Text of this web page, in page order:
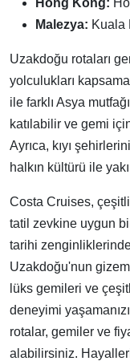
Hong Kong:
Malezya: Kuala
Uzakdoğu rotaları
yolculukları
ile farklı Asya
katılabilir ve gemi
Ayrıca, kıyı
halkın kültürü ile
Costa Cruises,
tatil zevkine uygun
tarihi
Uzakdoğu'nun
lüks gemileri ve
deneyimi
rotalar, gemiler ve
alabilirsiniz.